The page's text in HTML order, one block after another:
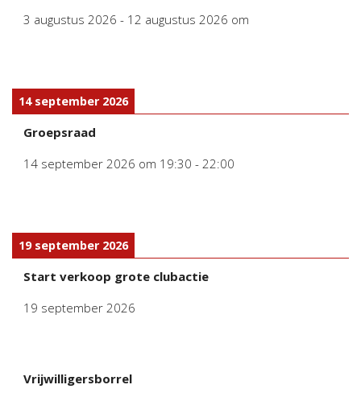
3 augustus 2026 - 12 augustus 2026 om
14 september 2026
Groepsraad
14 september 2026 om 19:30 - 22:00
19 september 2026
Start verkoop grote clubactie
19 september 2026
Vrijwilligersborrel